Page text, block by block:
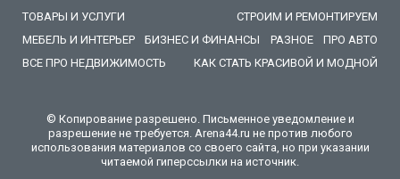
ТОВАРЫ И УСЛУГИ
СТРОИМ И РЕМОНТИРУЕМ
МЕБЕЛЬ И ИНТЕРЬЕР
БИЗНЕС И ФИНАНСЫ РАЗНОЕ
ПРО АВТО
ВСЕ ПРО НЕДВИЖИМОСТЬ
КАК СТАТЬ КРАСИВОЙ И МОДНОЙ
© Копирование разрешено. Письменное уведомление и
разрешение не требуется. Arena44.ru не против любого
использования материалов со своего сайта, но при указании
читаемой гиперссылки на источник.